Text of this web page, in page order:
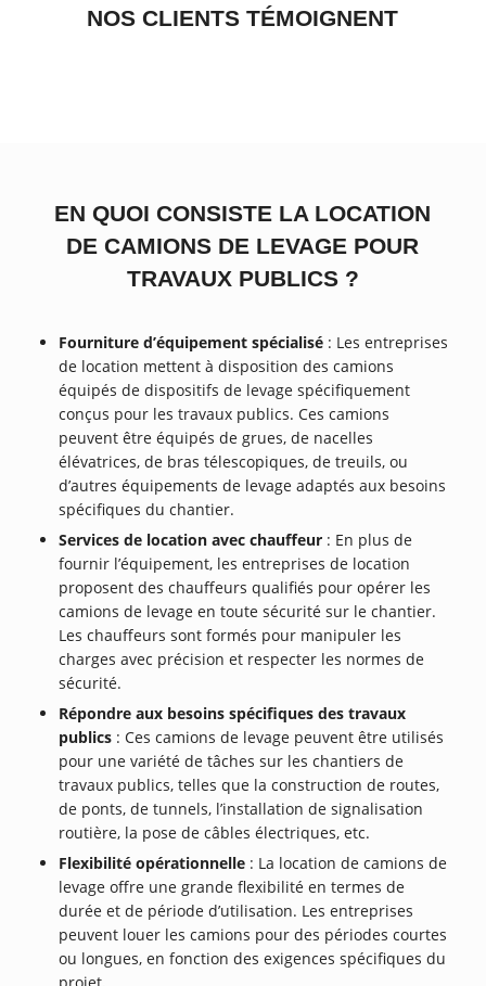
NOS CLIENTS TÉMOIGNENT
EN QUOI CONSISTE LA LOCATION
DE CAMIONS DE LEVAGE POUR
TRAVAUX PUBLICS ?
Fourniture d’équipement spécialisé : Les entreprises
de location mettent à disposition des camions
équipés de dispositifs de levage spécifiquement
conçus pour les travaux publics. Ces camions
peuvent être équipés de grues, de nacelles
élévatrices, de bras télescopiques, de treuils, ou
d’autres équipements de levage adaptés aux besoins
spécifiques du chantier.
Services de location avec chauffeur : En plus de
fournir l’équipement, les entreprises de location
proposent des chauffeurs qualifiés pour opérer les
camions de levage en toute sécurité sur le chantier.
Les chauffeurs sont formés pour manipuler les
charges avec précision et respecter les normes de
sécurité.
Répondre aux besoins spécifiques des travaux
publics : Ces camions de levage peuvent être utilisés
pour une variété de tâches sur les chantiers de
travaux publics, telles que la construction de routes,
de ponts, de tunnels, l’installation de signalisation
routière, la pose de câbles électriques, etc.
Flexibilité opérationnelle : La location de camions de
levage offre une grande flexibilité en termes de
durée et de période d’utilisation. Les entreprises
peuvent louer les camions pour des périodes courtes
ou longues, en fonction des exigences spécifiques du